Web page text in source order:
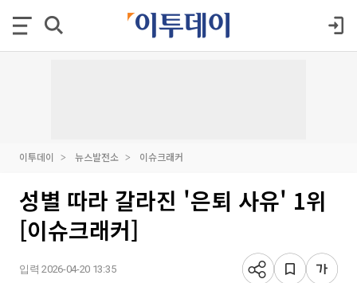
이투데이 뉴스발전소 이슈크래커
성별 따라 갈라진 '은퇴 사유' 1위
[이슈크래커]
입력 2026-04-20 13:35